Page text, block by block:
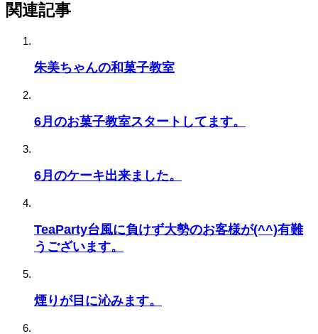
関連記事
朱美ちゃんの和菓子教室
6月のお菓子教室スタートしてます。
6月のケーキ出来ました。
TeaParty台風に負けず大勢のお客様が(^^)有難
うございます。
煙りが目に沁みます。